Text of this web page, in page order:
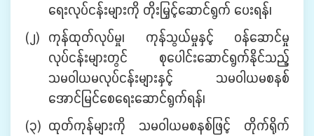
ရေးလုပ်ငန်းများကို တိုးမြှင့်ဆောင်ရွက် ပေးရန်၊
(၂) ကုန်ထုတ်လုပ်မှု၊ ကုန်သွယ်မှုနှင့် ဝန်ဆောင်မှု
လုပ်ငန်းများတွင် စုပေါင်းဆောင်ရွက်နိုင်သည့်
သမဝါယမလုပ်ငန်းများနှင့် သမဝါယမစနစ်
အောင်မြင်စေရေးဆောင်ရွက်ရန်၊
(၃) ထုတ်ကုန်များကို သမဝါယမစနစ်ဖြင့် တိုက်ရိုက်